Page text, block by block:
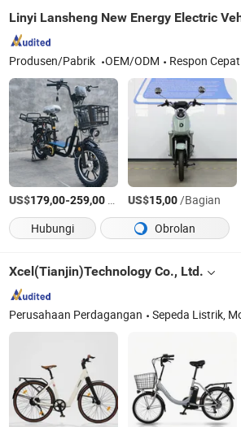
Linyi Lansheng New Energy Electric
Produsen/Pabrik OEM/ODM Respon Cepat
US$179,00-259,00 US$15,00/Bagian
Hubungi
Obrolan
Xcel(Tianjin)Technology Co., Ltd.
Perusahaan Perdagangan Sepeda Listrik, Motor,